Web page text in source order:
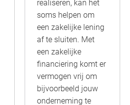
realiseren, kan het
soms helpen om
een zakelijke lening
af te sluiten. Met
een zakelijke
financiering komt er
vermogen vrij om
bijvoorbeeld jouw
onderneming te